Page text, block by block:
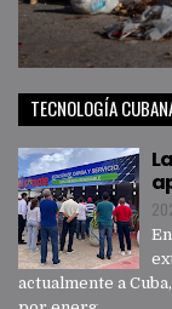
TECNOLOGÍA
actualmente a